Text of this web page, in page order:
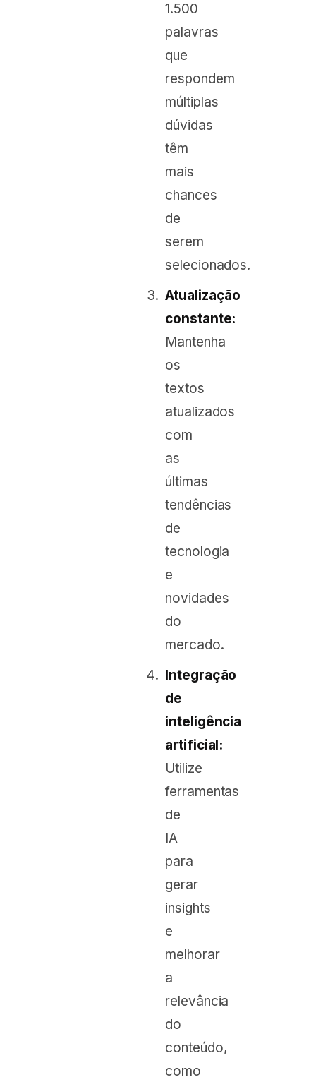
1.500
palavras
que
respondem
múltiplas
dúvidas
têm
mais
chances
de
serem
selecionados.
Atualização
constante:
Mantenha
os
textos
atualizados
com
as
últimas
tendências
de
tecnologia
e
novidades
do
mercado.
Integração
de
inteligência
artificial:
Utilize
ferramentas
de
IA
para
gerar
insights
e
melhorar
a
relevância
do
conteúdo,
como